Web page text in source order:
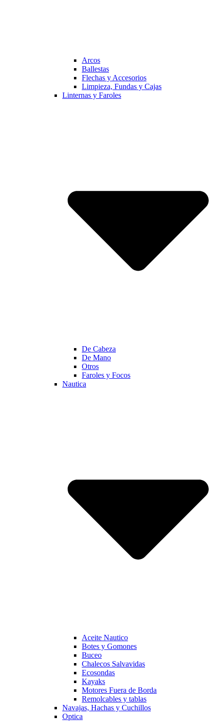
Arcos
Ballestas
Flechas y Accesorios
Limpieza, Fundas y Cajas
Linternas y Faroles
De Cabeza
De Mano
Otros
Faroles y Focos
Nautica
Aceite Nautico
Botes y Gomones
Buceo
Chalecos Salvavidas
Ecosondas
Kayaks
Motores Fuera de Borda
Remolcables y tablas
Navajas, Hachas y Cuchillos
Optica